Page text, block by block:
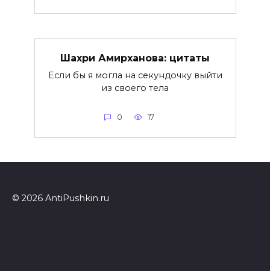
Шахри Амирханова: цитаты
Если бы я могла на секундочку выйти
из своего тела
0 17
© 2026 AntiPushkin.ru